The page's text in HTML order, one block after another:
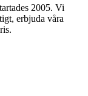
2005. Vi
erbjuda våra